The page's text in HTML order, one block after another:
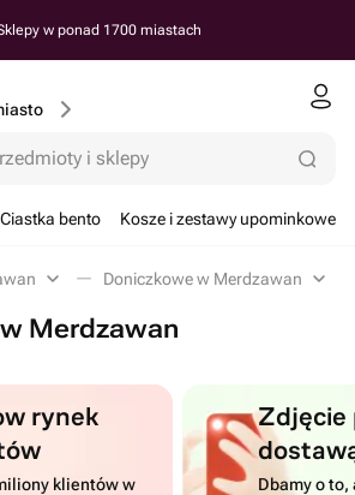
w ponad 1700 miastach
i sklepy
Ciastka bento Kosze i zestawy upominkowe
Doniczkowe w Merdzawan
Merdzawan
rynek
klientów w
Dbamy o to,